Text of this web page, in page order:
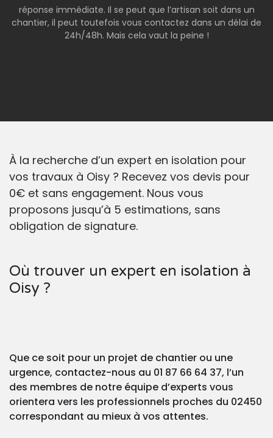
réponse immédiate. Il se peut que l’artisan soit dans un
chantier, il peut toutefois vous contactez dans un délai de
24h/48h. Mais cela vaut la peine !
À la recherche d’un expert en isolation pour
vos travaux à Oisy ? Recevez vos devis pour
0€ et sans engagement. Nous vous
proposons jusqu’à 5 estimations, sans
obligation de signature.
Où trouver un expert en isolation à
Oisy ?
Que ce soit pour un projet de chantier ou une
urgence, contactez-nous au 01 87 66 64 37, l’un
des membres de notre équipe d’experts vous
orientera vers les professionnels proches du 02450
correspondant au mieux à vos attentes.